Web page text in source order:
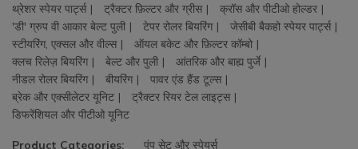
थ्रेशर स्पेयर पार्ट्स
ट्रैक्टर फ़िल्टर और ग्रीस
क्रॉस और पीटीओ होल्डर
'डी' ग्रुप वी आकार बेल्ट पुली
टेपर रोलर बियरिंग
जेसीबी बैकहो स्पेयर पार्ट्स
स्टीयरिंग, एक्सल और वील्स
ऑयल बकेट और फ़िल्टर कॉम्बो
क्लच रिलेज़ बियरिंग
बेल्ट और पुली
आंतरिक और बाह्य पुर्जे
नीडल रोलर बियरिंग
बीयरिंग
पावर एंड हैंड टूल्स
ब्रेक और एक्सीलेटर यूनिट
ट्रैक्टर रियर टेल लाइट्स
डिफरेंशियल और पीटीओ यूनिट
Product Categories: पंप सेट और स्पेयर्स